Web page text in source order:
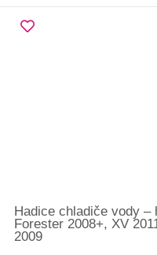
Hadice chladiče vody –
Forester 2008+, XV
2009